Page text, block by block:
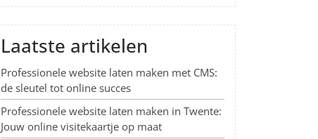
Laatste artikelen
Professionele website laten maken met CMS:
de sleutel tot online succes
Professionele website laten maken in Twente:
Jouw online visitekaartje op maat